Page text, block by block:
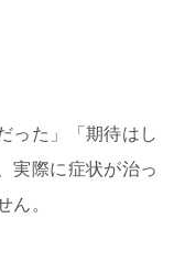
った」「期待はし
実際に症状が治っ
ん。